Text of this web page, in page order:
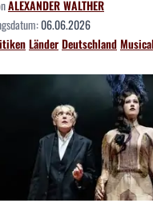
ALEXANDER WALTHER
06.06.2026
LänderDeutschland